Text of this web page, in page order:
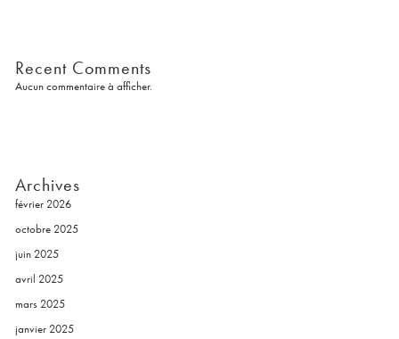
Recent Comments
Aucun commentaire à afficher.
Archives
février 2026
octobre 2025
juin 2025
avril 2025
mars 2025
janvier 2025